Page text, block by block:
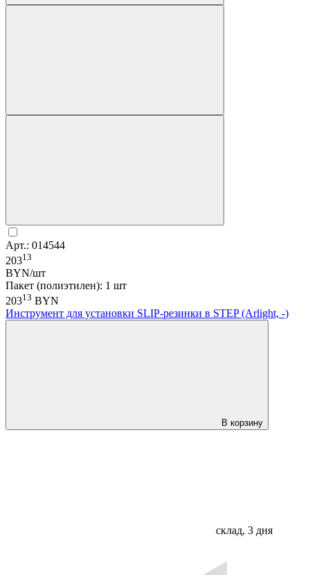
Арт.: 014544
20313
BYN/шт
Пакет (полиэтилен): 1 шт
20313 BYN
Инструмент для установки SLIP-резинки в STEP (Arlight, -)
В корзину
склад, 3 дня